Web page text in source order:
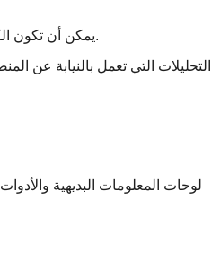
يمكن أن تكون الكمية الهائلة لبيانات التجارة المتوفرة ساحقة. غالبًا ما تكافح الشركات لاستخراج رؤى ذات معنى.
التحليلات التي تعمل بالنيابة عن
لوحات المعلومات البديهية